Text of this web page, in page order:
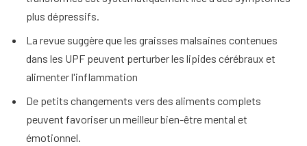
plus dépressifs.
La revue suggère que les graisses malsaines contenues
dans les UPF peuvent perturber les lipides cérébraux et
alimenter l'inflammation
De petits changements vers des aliments complets
peuvent favoriser un meilleur bien-être mental et
émotionnel.